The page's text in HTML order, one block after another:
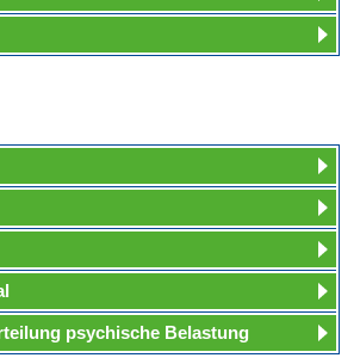
psychische Belastung